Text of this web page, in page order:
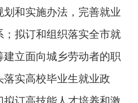
和实施办法，完善就业
；拟订和组织落实全市就
建立面向城乡劳动者的职
落实高校毕业生就业政